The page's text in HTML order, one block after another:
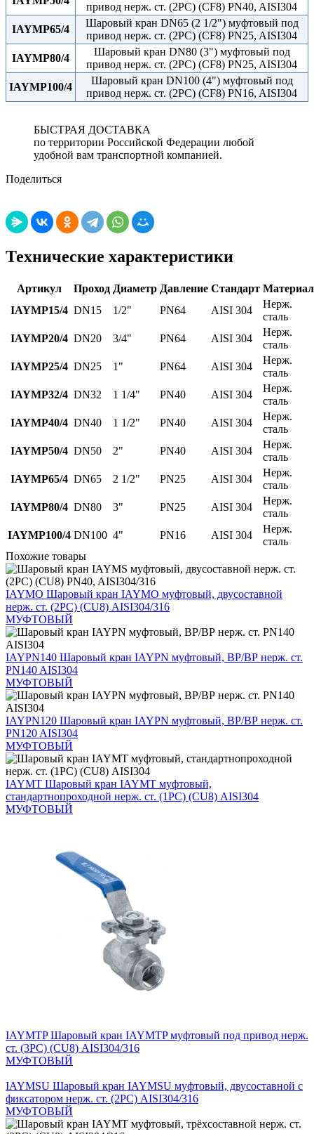
привод нерж. ст. (2PC) (CF8) PN40, AISI304
IAYMP65/4
Шаровый кран DN65 (2 1/2") муфтовый под
привод нерж. ст. (2PC) (CF8) PN25, AISI304
IAYMP80/4
Шаровый кран DN80 (3") муфтовый под
привод нерж. ст. (2PC) (CF8) PN25, AISI304
IAYMP100/4
Шаровый кран DN100 (4") муфтовый под
привод нерж. ст. (2PC) (CF8) PN16, AISI304
БЫСТРАЯ ДОСТАВКА
по территории Российской Федерации любой
удобной вам транспортной компанией.
Поделиться
Технические характеристики
Артикул Проход Диаметр Давление Стандарт Материал
IAYMP15/4 DN15 1/2" PN64 AISI 304
Нерж.
сталь
IAYMP20/4 DN20 3/4" PN64 AISI 304
Нерж.
сталь
IAYMP25/4 DN25 1" PN64 AISI 304
Нерж.
сталь
IAYMP32/4 DN32 1 1/4" PN40 AISI 304
Нерж.
сталь
IAYMP40/4 DN40 1 1/2" PN40 AISI 304
Нерж.
сталь
IAYMP50/4 DN50 2" PN40 AISI 304
Нерж.
сталь
IAYMP65/4 DN65 2 1/2" PN25 AISI 304
Нерж.
сталь
IAYMP80/4 DN80 3" PN25 AISI 304
Нерж.
сталь
IAYMP100/4 DN100 4" PN16 AISI 304
Нерж.
сталь
Похожие товары
IAYMO Шаровый кран IAYMO муфтовый, двусоставной
нерж. ст. (2PC) (CU8) AISI304/316
МУФТОВЫЙ
IAYPN140 Шаровый кран IAYPN муфтовый, ВР/ВР нерж. ст.
PN140 AISI304
МУФТОВЫЙ
IAYPN120 Шаровый кран IAYPN муфтовый, ВР/ВР нерж. ст.
PN120 AISI304
МУФТОВЫЙ
IAYMT Шаровый кран IAYMT муфтовый,
стандартнопроходной нерж. ст. (1PC) (CU8) AISI304
МУФТОВЫЙ
IAYMTP Шаровый кран IAYMTP муфтовый под привод нерж.
ст. (3PC) (CU8) AISI304/316
МУФТОВЫЙ
IAYMSU Шаровый кран IAYMSU муфтовый, двусоставной с
фиксатором нерж. ст. (2PC) AISI304/316
МУФТОВЫЙ